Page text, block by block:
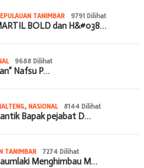
TANIMBAR 9791 Dilihat
BOLD dan H&#038…
9688 Dilihat
Nafsu P…
, NASIONAL 8144 Dilihat
Bapak pejabat D…
TANIMBAR 7274 Dilihat
Menghimbau M…